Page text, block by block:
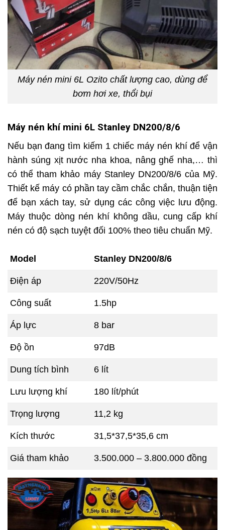
Máy nén mini 6L Ozito chất lượng cao, dùng để
bơm hơi xe, thổi bụi
Máy nén khí mini 6L Stanley DN200/8/6
Nếu bạn đang tìm kiếm 1 chiếc máy nén khí để vận
hành súng xịt nước nha khoa, nâng ghế nha,… thì
có thể tham khảo máy Stanley DN200/8/6 của Mỹ.
Thiết kế máy có phần tay cầm chắc chắn, thuận tiện
để bạn xách tay, sử dụng các công việc lưu động.
Máy thuộc dòng nén khí không dầu, cung cấp khí
nén có độ sạch tuyệt đối 100% theo tiêu chuẩn Mỹ.
Model Stanley DN200/8/6
Điện áp 220V/50Hz
Công suất 1.5hp
Áp lực 8 bar
Độ ồn 97dB
Dung tích bình 6 lít
Lưu lượng khí 180 lít/phút
Trọng lượng 11,2 kg
Kích thước 31,5*37,5*35,6 cm
Giá tham khảo 3.500.000 – 3.800.000 đồng